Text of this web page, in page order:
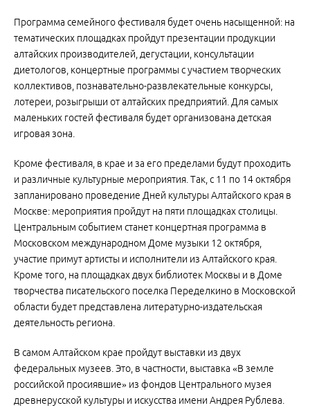
Программа семейного фестиваля будет очень насыщенной: на
тематических площадках пройдут презентации продукции
алтайских производителей, дегустации, консультации
диетологов, концертные программы с участием творческих
коллективов, познавательно-развлекательные конкурсы,
лотереи, розыгрыши от алтайских предприятий. Для самых
маленьких гостей фестиваля будет организована детская
игровая зона.
Кроме фестиваля, в крае и за его пределами будут проходить
и различные культурные мероприятия. Так, с 11 по 14 октября
запланировано проведение Дней культуры Алтайского края в
Москве: мероприятия пройдут на пяти площадках столицы.
Центральным событием станет концертная программа в
Московском международном Доме музыки 12 октября,
участие примут артисты и исполнители из Алтайского края.
Кроме того, на площадках двух библиотек Москвы и в Доме
творчества писательского поселка Переделкино в Московской
области будет представлена литературно-издательская
деятельность региона.
В самом Алтайском крае пройдут выставки из двух
федеральных музеев. Это, в частности, выставка «В земле
российской просиявшие» из фондов Центрального музея
древнерусской культуры и искусства имени Андрея Рублева.